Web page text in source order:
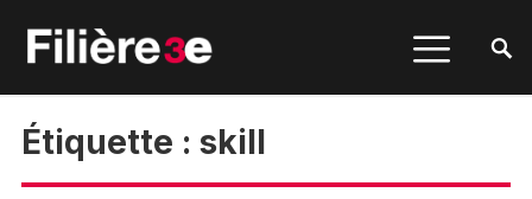
Étiquette : skill